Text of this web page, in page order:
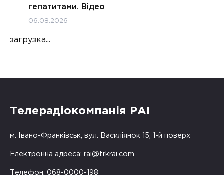
гепатитами. Відео
06.08.2026
загрузка...
Телерадіокомпанія РАІ
м. Івано-Франківськ, вул. Василіянок 15, 1-й поверх
Електронна адреса: rai@trkrai.com
Телефон: 068-0000-198